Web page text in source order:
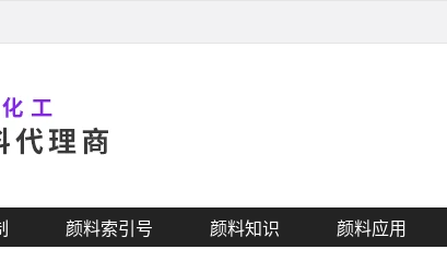
颜料索引号 颜料知识 颜料应用